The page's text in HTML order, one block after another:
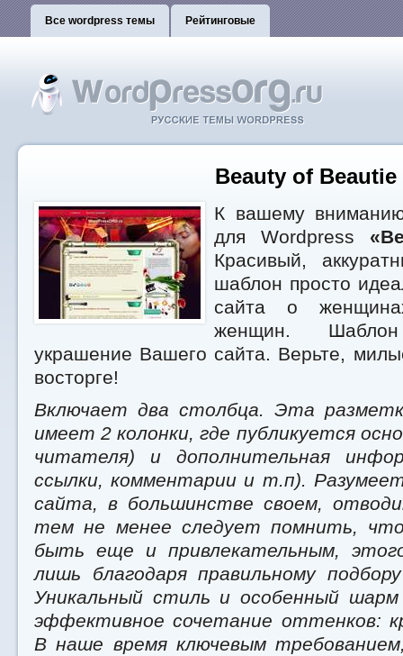
Все wordpress темы Рейтинговые
Beauty of Beautie
К вашему
для Wordpress
Красивый,
шаблон просто
сайта о
женщин.
украшение Вашего сайта. Верьте,
восторге!
Включает два столбца. Эта
имеет 2 колонки, где публикуется
читателя) и дополнительная
ссылки, комментарии и т.п).
сайта, в большинстве своем,
тем не менее следует помнить,
быть еще и привлекательным,
лишь благодаря правильному
Уникальный стиль и особенный
эффективное сочетание оттенков:
В наше время ключевым